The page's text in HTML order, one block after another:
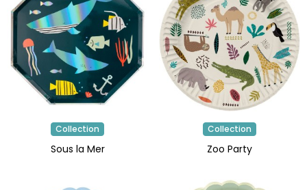
Collection
Sous la Mer
Collection
Zoo Party